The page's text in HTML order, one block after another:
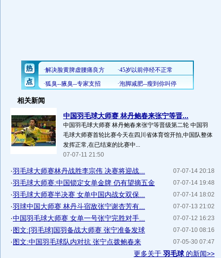
相关新闻
中国羽毛球大师赛 林丹鲍春来张宁等晋...
中国羽毛球大师赛 林丹鲍春来张宁等晋级第二轮 中国羽
毛球大师赛首轮比赛今天在四川省体育馆开拍,中国队整体
发挥正常,在已结束的比赛中...
07-07-11 21:50
07-07-14 20:18
·羽毛球大师赛林丹战胜李宗伟 决赛将迎战...
07-07-14 19:48
·羽毛球大师赛:中国锁定女单金牌 仍有望摘五金
07-07-14 18:02
·羽毛球大师赛半决赛 女单中国内战女双保...
07-07-13 21:02
·羽球中国大师赛 林丹斗宿敌张宁谢杏芳有...
07-07-12 16:23
·中国羽毛球大师赛 女单一号张宁完胜对手...
07-07-10 08:16
·图文:[羽毛球]国羽备战大师赛 张宁准备发球
07-05-30 07:47
·图文:中国羽毛球队内对抗 张宁点拨鲍春来
更多关于 羽毛球 的新闻>>